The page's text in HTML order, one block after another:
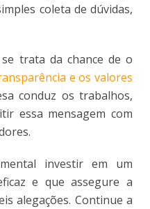
coleta de dúvidas,
trata da chance de o
e os valores
conduz os trabalhos,
essa mensagem com
investir em um
e que assegure a
alegações. Continue a